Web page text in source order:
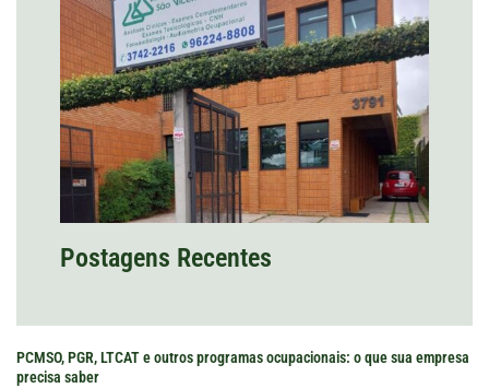
Postagens Recentes
PCMSO, PGR, LTCAT e outros programas ocupacionais: o que sua empresa
precisa saber